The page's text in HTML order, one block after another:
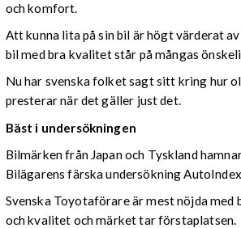
och komfort.
Att kunna lita på sin bil är högt värderat
bil med bra kvalitet står på mångas
Nu har svenska folket sagt sitt kring hur
presterar när det gäller just det.
Bäst i undersökningen
Bilmärken från Japan och Tyskland
Bilägarens färska undersökning
Svenska Toyotaförare är mest nöjda
och kvalitet och märket tar förstaplatsen.